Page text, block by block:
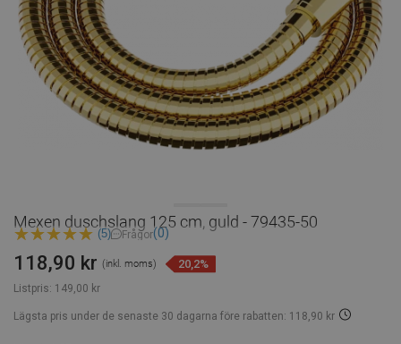
Mexen duschslang 125 cm, guld - 79435-50
(5) Frågor(0)
Listpris: 149,00 kr
118,90 kr (inkl. moms) 20,2%
Lägsta pris under de senaste 30 dagarna före rabatten: 118,90 kr